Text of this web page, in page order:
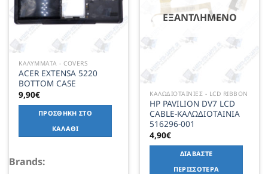
ΚΑΛΥΜΜΑΤΑ - COVERS
ACER EXTENSA 5220
BOTTOM CASE
9,90€
ΠΡΟΣΘΉΚΗ ΣΤΟ
ΚΑΛΆΘΙ
Brands:
ΕΞΑΝΤΛΗΜΈΝΟ
ΚΑΛΩΔΙΟΤΑΙΝΙΕΣ - LCD RIBBON
HP PAVILION DV7 LCD
CABLE-ΚΑΛΩΔΙΟΤΑΙΝΙΑ
516296-001
4,90€
ΔΙΑΒΆΣΤΕ
ΠΕΡΙΣΣΌΤΕΡΑ